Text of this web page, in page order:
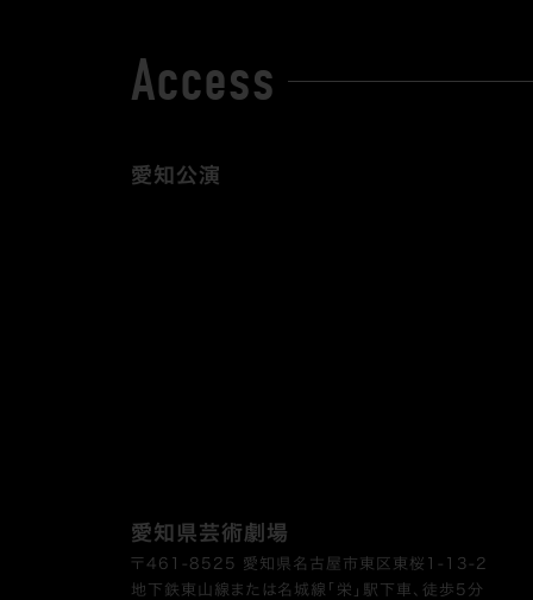
Access
愛知公演
愛知県芸術劇場
〒461-8525 愛知県名古屋市東区東桜1-13-2
地下鉄東山線または名城線「栄」駅下車、徒歩5分